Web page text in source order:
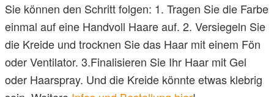
Sie können den Schritt folgen: 1. Tragen Sie die Farbe
einmal auf eine Handvoll Haare auf. 2. Versiegeln Sie
die Kreide und trocknen Sie das Haar mit einem Fön
oder Ventilator. 3.Finalisieren Sie Ihr Haar mit Gel
oder Haarspray. Und die Kreide könnte etwas klebrig